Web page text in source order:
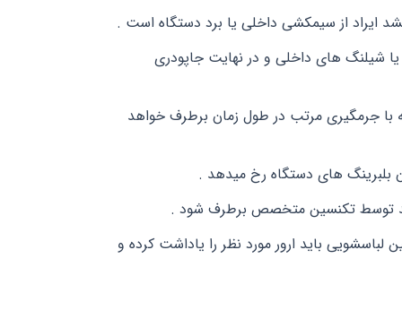
ایراد از سیمکشی داخلی یا برد دستگاه است .
شیلنگ های داخلی و در نهایت جاپودری
جرمگیری مرتب در طول زمان برطرف خواهد
بلبرینگ های دستگاه رخ میدهد .
توسط تکنسین متخصص برطرف شود .
لباسشویی باید ارور مورد نظر را یاداشت کرده و